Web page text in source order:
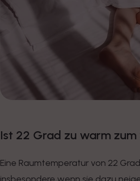
Ist 22 Grad zu warm zum
Eine Raumtemperatur von 22